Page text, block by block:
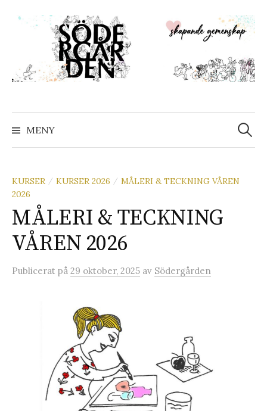
till
MENY
Sök
efter:
KURSER / KURSER 2026 / MÅLERI & TECKNING VÅREN
2026
MÅLERI & TECKNING
VÅREN 2026
Publicerat på 29 oktober, 2025 av Södergården